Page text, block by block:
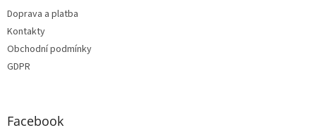
Doprava a platba
Kontakty
Obchodní podmínky
GDPR
Facebook